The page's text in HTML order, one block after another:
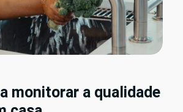
monitorar a qualidade